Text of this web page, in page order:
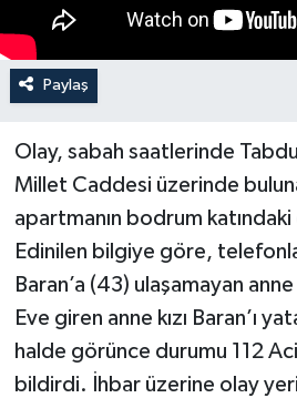
Paylaş
Olay, sabah saatlerinde
Millet Caddesi üzerinde
apartmanın bodrum
Edinilen bilgiye göre,
Baran’a (43) ulaşamayan anne
Eve giren anne kızı Baran’ı
halde görünce durumu 112
bildirdi. İhbar üzerine olay